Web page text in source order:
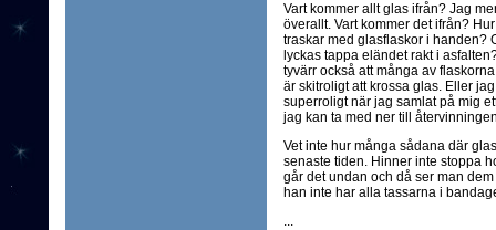
Vart kommer allt glas ifrån? Jag
överallt. Vart kommer det ifrån?
traskar med glasflaskor i handen?
lyckas tappa eländet rakt i
tyvärr också att många av
är skitroligt att krossa glas. Eller
superroligt när jag samlat på mig
jag kan ta med ner till
Vet inte hur många sådana där
senaste tiden. Hinner inte stoppa
går det undan och då ser man
han inte har alla tassarna i
...